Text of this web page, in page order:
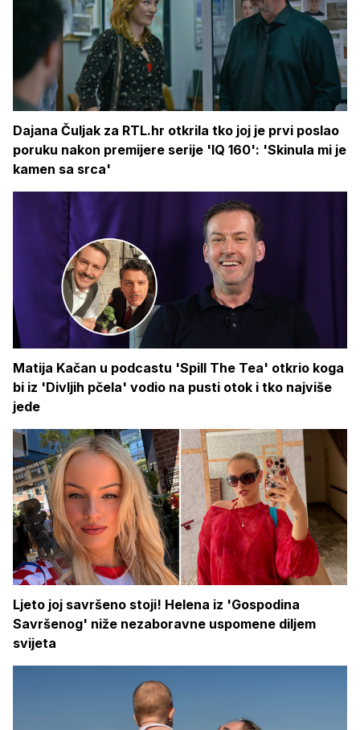
Dajana Čuljak za RTL.hr otkrila tko joj je prvi poslao
poruku nakon premijere serije 'IQ 160': 'Skinula mi je
kamen sa srca'
Matija Kačan u podcastu 'Spill The Tea' otkrio koga
bi iz 'Divljih pčela' vodio na pusti otok i tko najviše
jede
Ljeto joj savršeno stoji! Helena iz 'Gospodina
Savršenog' niže nezaboravne uspomene diljem
svijeta